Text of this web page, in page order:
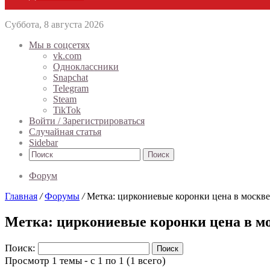
Суббота, 8 августа 2026
Мы в соцсетях
vk.com
Одноклассники
Snapchat
Telegram
Steam
TikTok
Войти / Зарегистрироваться
Случайная статья
Sidebar
Поиск
Форум
Главная / Форумы / Метка: циркониевые коронки цена в москве
Метка: циркониевые коронки цена в
Поиск:
Просмотр 1 темы - с 1 по 1 (1 всего)